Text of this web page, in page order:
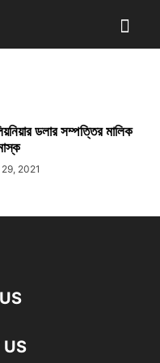
ডলার সম্পত্তির মালিক
2021
US